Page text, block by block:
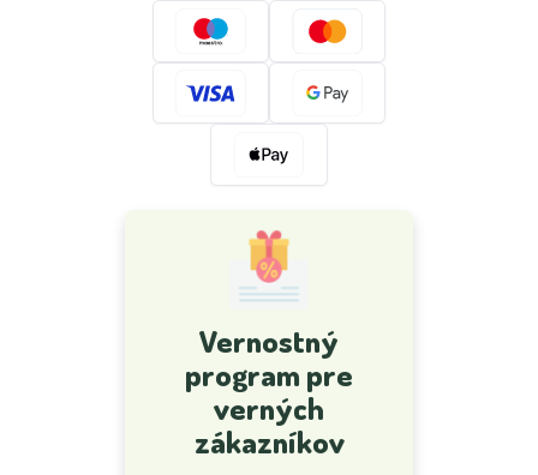
Vernostný
program pre
verných
zákazníkov